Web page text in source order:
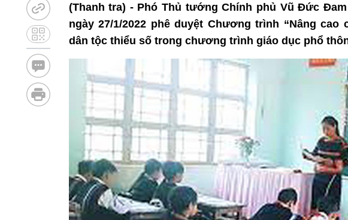
(Thanh tra) - Phó Thủ tướng Chính phủ Vũ Đức
ngày 27/1/2022 phê duyệt Chương trình “Nâng
dân tộc thiểu số trong chương trình giáo dục phổ